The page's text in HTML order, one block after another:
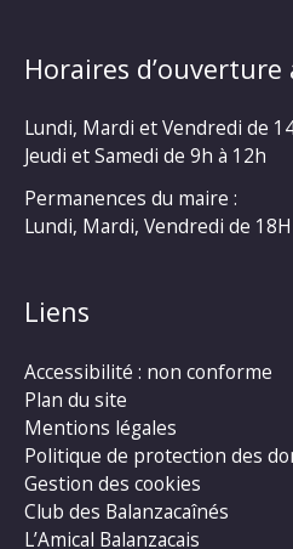
Horaires
Lundi, Mardi et Vendredi de
Jeudi et Samedi de 9h à 12h
Permanences du maire :
Lundi, Mardi, Vendredi de
Liens
Accessibilité : non conforme
Plan du site
Mentions légales
Politique de protection des
Gestion des cookies
Club des Balanzacaînés
L’Amical Balanzacais